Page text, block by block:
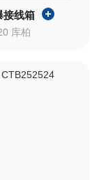
接线箱
库柏